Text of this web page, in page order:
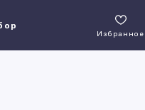
Избранное